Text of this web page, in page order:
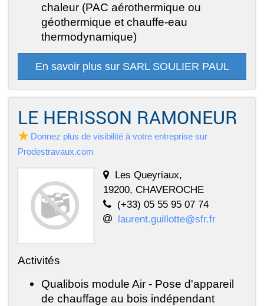
chaleur (PAC aérothermique ou
géothermique et chauffe-eau
thermodynamique)
En savoir plus sur SARL SOULIER PAUL
LE HERISSON RAMONEUR
Donnez plus de visibilité à votre entreprise sur
Prodestravaux.com
Les Queyriaux,
19200, CHAVEROCHE
(+33) 05 55 95 07 74
laurent.guillotte@sfr.fr
Activités
Qualibois module Air - Pose d'appareil
de chauffage au bois indépendant